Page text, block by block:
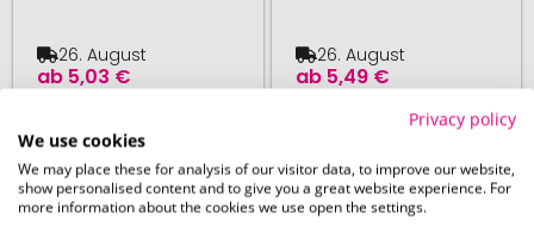
ab 5,03 €
26. August
ab 5,49 €
26. August
Privacy policy
We use cookies
We may place these for analysis of our visitor data, to improve our website,
show personalised content and to give you a great website experience. For
more information about the cookies we use open the settings.